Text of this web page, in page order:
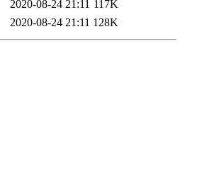
2020-08-24 21:11 117K
2020-08-24 21:11 128K